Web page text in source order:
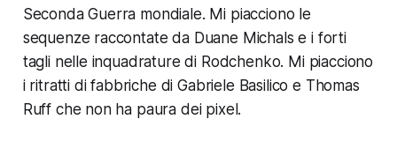
Seconda Guerra mondiale. Mi piacciono le
sequenze raccontate da Duane Michals e i forti
tagli nelle inquadrature di Rodchenko. Mi piacciono
i ritratti di fabbriche di Gabriele Basilico e Thomas
Ruff che non ha paura dei pixel.